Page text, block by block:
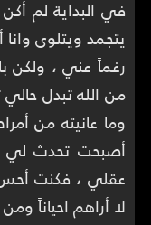
في البداية لم
يتجمد ويتلوى
رغماً عني ، ولكن
من الله تبدل حالي
وما عانيته من
أصبحت تحدث
عقلي ، فكنت
لا أراهم احياناً